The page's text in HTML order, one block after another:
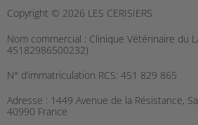
Copyright © 2026 LES CERISIERS
Nom commercial : Clinique Vétérinaire du
45182986500232)
N° d’immatriculation RCS: 451 829 865
Adresse : 1449 Avenue de la Résistance,
40990 France